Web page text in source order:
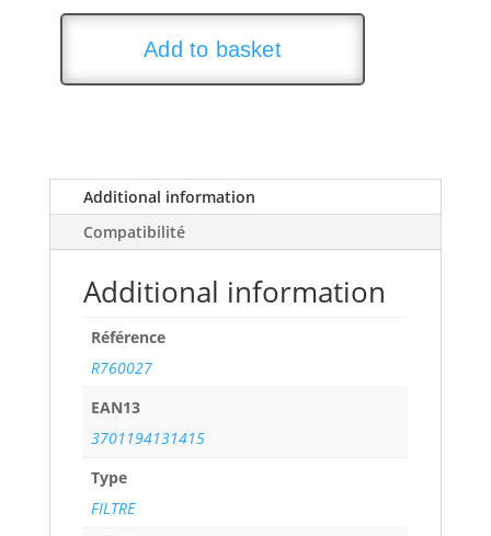
MASERATI
3,2L
BI-
TURBO
(370
years
98>02
ref.
R760027
quantity
Add to basket
Additional information
Compatibilité
Additional information
Référence
R760027
EAN13
3701194131415
Type
FILTRE